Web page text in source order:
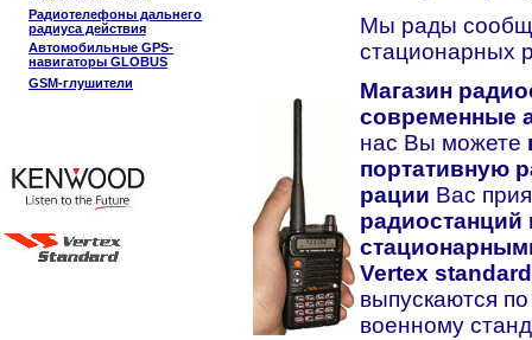
Радиотелефоны дальнего
радиуса действия
Автомобильные GPS-
навигаторы GLOBUS
GSM-глушители
Мы рады
стационарных
Магазин
современные
нас Вы можете
портативную
рации Вас
радиостанций
Vertex
выпускаются
военному